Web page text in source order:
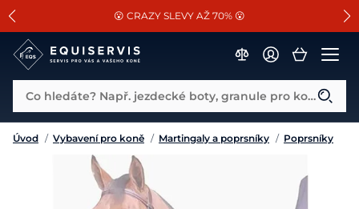
SLEVA 13% na vše od Cassini!
😮 CRAZY SLEVY AŽ 70% 😮
📐Pasování a doplňky k vybraným sedlům ZDARMA 🐴
Co hledáte? Např. jezdecké boty, granule pro koně...
Úvod / Vybavení pro koně / Martingaly a poprsníky / Poprsníky